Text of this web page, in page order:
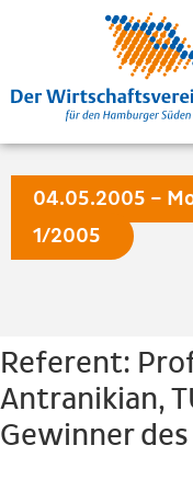
04.05.2005 –
1/2005
Referent:
Antranikian,
Gewinner